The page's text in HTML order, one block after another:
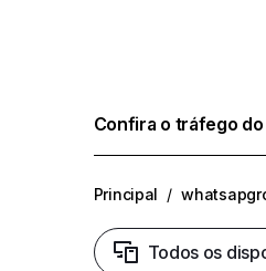
Confira o tráfego
Principal /
Todos os